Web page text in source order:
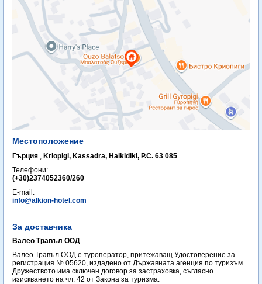
Местоположение
Гърция , Kriopigi, Kassadra, Halkidiki, P.C. 63 085
Телефони:
(+30)2374052360/260
E-mail:
info@alkion-hotel.com
За доставчика
Валео Травъл ООД
Валео Травъл ООД е туроператор, притежаващ Удостоверение за
регистрация № 05620, издадено от Държавната агенция по туризъм.
Дружеството има сключен договор за застраховка, съгласно
изискването на чл. 42 от Закона за туризма.